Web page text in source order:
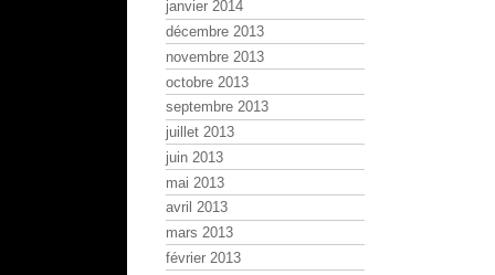
janvier 2014
décembre 2013
novembre 2013
octobre 2013
septembre 2013
juillet 2013
juin 2013
mai 2013
avril 2013
mars 2013
février 2013